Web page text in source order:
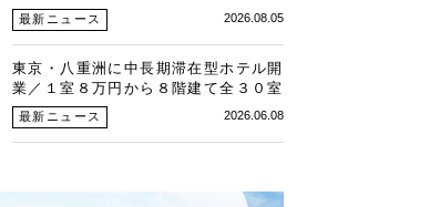
査、26年第２四半期東京オフィス
最新ニュース 2026.08.05
東京・八重洲に中長期滞在型ホテル開
業／１室８万円から８階建て全３０室
／カソクと旭化成Ｈ
最新ニュース 2026.06.08